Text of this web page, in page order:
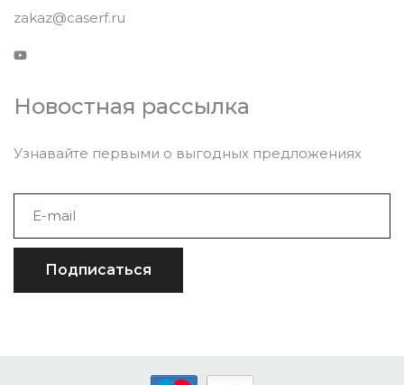
zakaz@caserf.ru
Новостная рассылка
Узнавайте первыми о выгодных предложениях
Подписаться